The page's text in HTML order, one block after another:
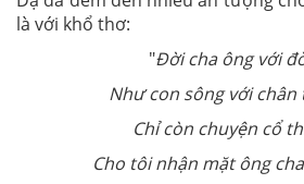
là với khổ thơ:
"Đời cha ông với
Như con sông với chân
Chỉ còn chuyện cổ
Cho tôi nhận mặt ông